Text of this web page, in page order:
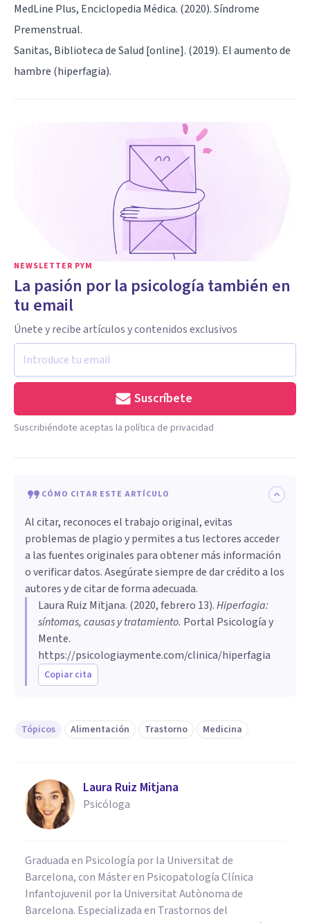
MedLine Plus, Enciclopedia Médica. (2020). Síndrome
Premenstrual.
Sanitas, Biblioteca de Salud [online]. (2019). El aumento de
hambre (hiperfagia).
NEWSLETTER PYM
La pasión por la psicología también en
tu email
Únete y recibe artículos y contenidos exclusivos
Suscríbete
Suscribiéndote aceptas la política de privacidad
CÓMO CITAR ESTE ARTÍCULO
Al citar, reconoces el trabajo original, evitas
problemas de plagio y permites a tus lectores acceder
a las fuentes originales para obtener más información
o verificar datos. Asegúrate siempre de dar crédito a los
autores y de citar de forma adecuada.
Laura Ruiz Mitjana. (2020, febrero 13).Hiperfagia:
síntomas, causas y tratamiento. Portal Psicología y
Mente.
https://psicologiaymente.com/clinica/hiperfagia
Copiar cita
Tópicos Alimentación Trastorno Medicina
Laura Ruiz Mitjana
Psicóloga
Graduada en Psicología por la Universitat de
Barcelona, con Máster en Psicopatología Clínica
Infantojuvenil por la Universitat Autònoma de
Barcelona. Especializada en Trastornos del